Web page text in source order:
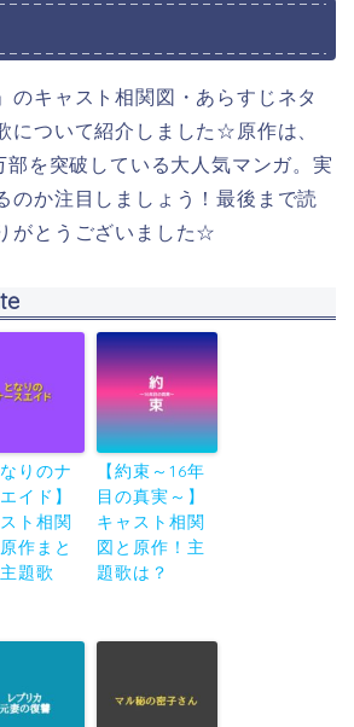
のキャスト相関図・あらすじネタ
について紹介しました☆原作は、
部を突破している大人気マンガ。実
のか注目しましょう！最後まで読
がとうございました☆
なりのナ
イド】
ト相関
作まと
題歌
【約束～16年
目の真実～】
キャスト相関
図と原作！主
題歌は？